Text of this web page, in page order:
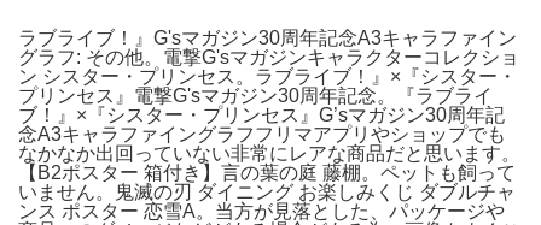
ラブライブ！』G'sマガジン30周年記念A3キャラファイン
グラフ: その他。電撃G'sマガジンキャラクターコレクショ
ン シスター・プリンセス。ラブライブ！』×『シスター・
プリンセス』電撃G'sマガジン30周年記念。『ラブライ
ブ！』×『シスター・プリンセス』G’sマガジン30周年記
念A3キャラファイングラフフリマアプリやショップでも
なかなか出回っていない非常にレアな商品だと思います。
【B2ポスター 箱付き】言の葉の庭 藤棚。ペットも飼って
いません。鬼滅の刃 ダイニング お楽しみくじ ダブルチャ
ンス ポスター 恋雪A。当方が見落とした、パッケージや